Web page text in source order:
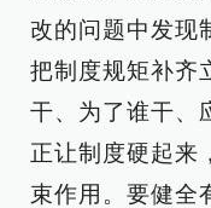
改的问题中发现
把制度规矩补齐
干、为了谁干、
正让制度硬起来
束作用。要健全